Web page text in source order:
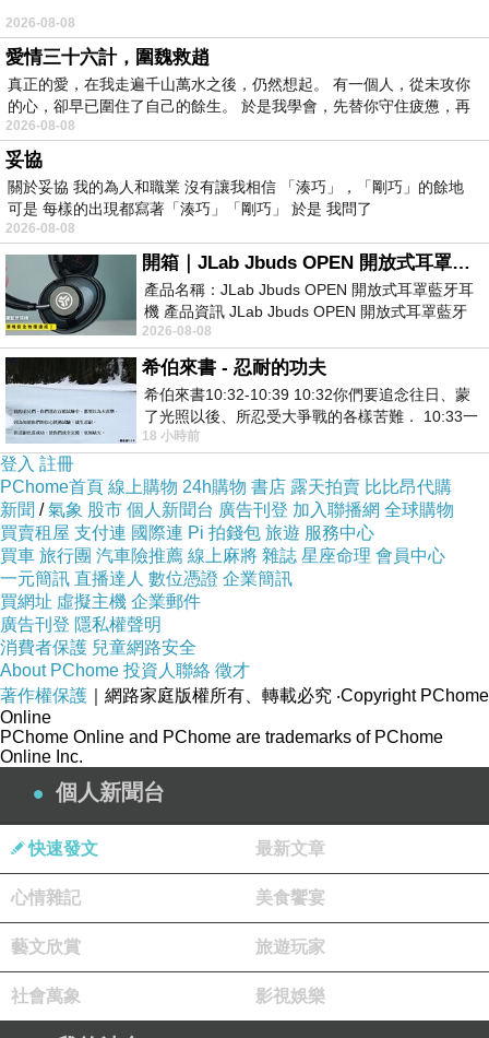
「大阪燒」這兩種元素，外型都超級可愛的啦！
布丁狗-1
今天的早餐就直接在飯店一樓的「BRUNO del
VINO」餐廳享用
布丁狗-2
夜裡在這麼優雅的地方喝點小酒感覺也是不賴
布丁狗-3
開放式廚房讓人吃得更加安心
布丁狗-4
「BRUNO del VINO」的早餐定價一人1944日圓
（房客另享優惠價）
布丁狗-5
2026-08-08
愛情三十六計，圍魏救趙
真正的愛，在我走遍千山萬水之後，仍然想起。 有一個人，從未攻你
的心，卻早已圍住了自己的餘生。 於是我學會，先替你守住疲憊，再
2026-08-08
妥協
關於妥協 我的為人和職業 沒有讓我相信 「湊巧」，「剛巧」的餘地
可是 每樣的出現都寫著「湊巧」「剛巧」 於是 我問了
2026-08-08
開箱｜JLab Jbuds OPEN 開放式耳罩藍牙耳機 - 設計美學，輕巧、透氣、環境音全物理達成！
產品名稱：JLab Jbuds OPEN 開放式耳罩藍牙耳
機 產品資訊 JLab Jbuds OPEN 開放式耳罩藍牙
耳機評語：非常有特色，值得喜愛美型工
2026-08-08
希伯來書 - 忍耐的功夫
希伯來書10:32-10:39 10:32你們要追念往日、蒙
了光照以後、所忍受大爭戰的各樣苦難． 10:33一
面被毀謗、遭患難、成了戲景、叫眾人
18 小時前
登入 註冊
PChome首頁 線上購物 24h購物 書店 露天拍賣 比比昂代購
新聞 /氣象 股市 個人新聞台 廣告刊登 加入聯播網 全球購物
買賣租屋 支付連 國際連 Pi 拍錢包 旅遊 服務中心
買車 旅行團 汽車險推薦 線上麻將 雜誌 星座命理 會員中心
一元簡訊 直播達人 數位憑證 企業簡訊
買網址 虛擬主機 企業郵件
廣告刊登 隱私權聲明
消費者保護 兒童網路安全
About PChome 投資人聯絡 徵才
著作權保護 ｜網路家庭版權所有、轉載必究 ‧Copyright PChome
Online
PChome Online and PChome are trademarks of PChome
Online Inc.
個人新聞台
快速發文 最新文章
心情雜記 美食饗宴
藝文欣賞 旅遊玩家
社會萬象 影視娛樂